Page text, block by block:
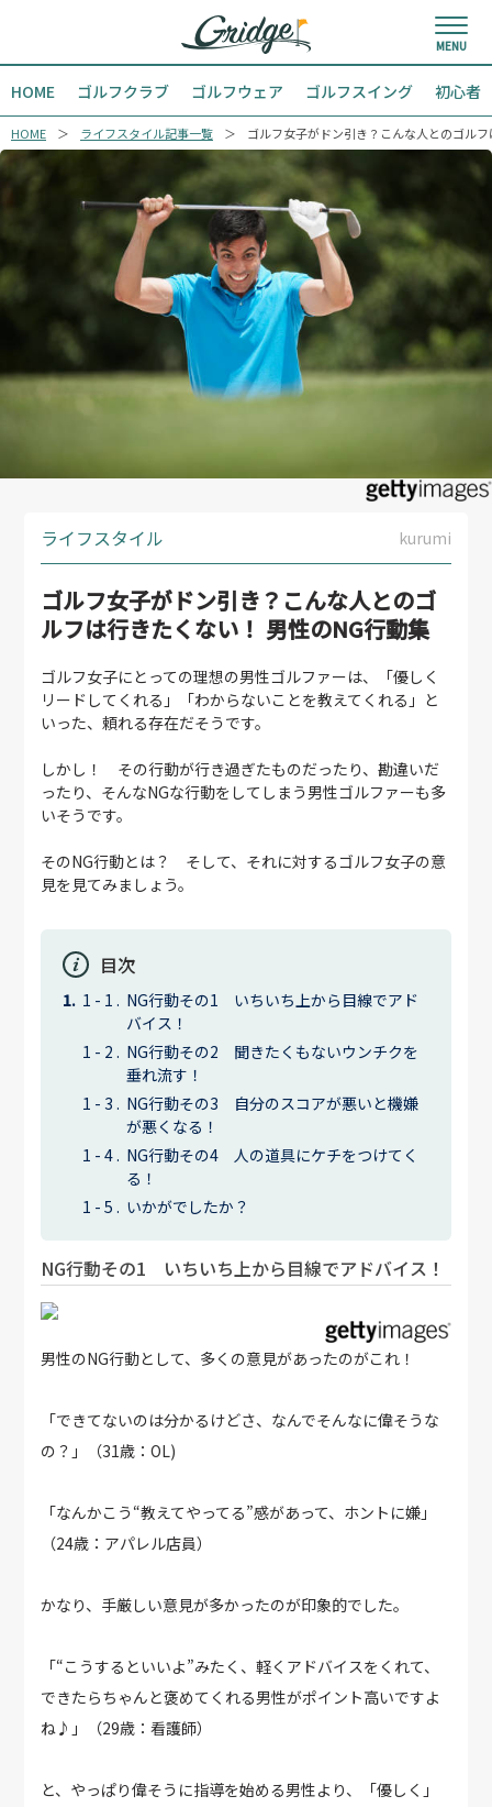
HOME ゴルフクラブ ゴルフウェア ゴルフスイング 初心者
HOME ライフスタイル記事一覧 ゴルフ女子がドン引き？こんな人とのゴル
ライフスタイル kurumi
ゴルフ女子がドン引き？こんな人とのゴ
ルフは行きたくない！ 男性のNG行動集
ゴルフ女子にとっての理想の男性ゴルファーは、「優しく
リードしてくれる」「わからないことを教えてくれる」と
いった、頼れる存在だそうです。
しかし！ その行動が行き過ぎたものだったり、勘違いだ
ったり、そんなNGな行動をしてしまう男性ゴルファーも多
いそうです。
そのNG行動とは？ そして、それに対するゴルフ女子の意
見を見てみましょう。
目次
NG行動その1 いちいち上から目線でアド
バイス！
NG行動その2 聞きたくもないウンチクを
垂れ流す！
NG行動その3 自分のスコアが悪いと機嫌
が悪くなる！
NG行動その4 人の道具にケチをつけてく
る！
いかがでしたか？
NG行動その1 いちいち上から目線でアドバイス！
男性のNG行動として、多くの意見があったのがこれ！
「できてないのは分かるけどさ、なんでそんなに偉そうな
の？」（31歳：OL)
「なんかこう“教えてやってる”感があって、ホントに嫌」
（24歳：アパレル店員）
かなり、手厳しい意見が多かったのが印象的でした。
「“こうするといいよ”みたく、軽くアドバイスをくれて、
できたらちゃんと褒めてくれる男性がポイント高いですよ
ね♪」（29歳：看護師）
と、やっぱり偉そうに指導を始める男性より、「優しく」